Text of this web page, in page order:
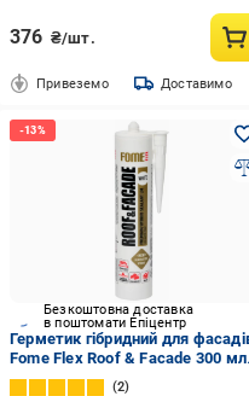
376 ₴/шт.
Привеземо Доставимо
Безкоштовна доставка
в поштомати Епіцентр
Герметик гібридний для
Fome Flex Roof & Facade 300 мл
Білий
2